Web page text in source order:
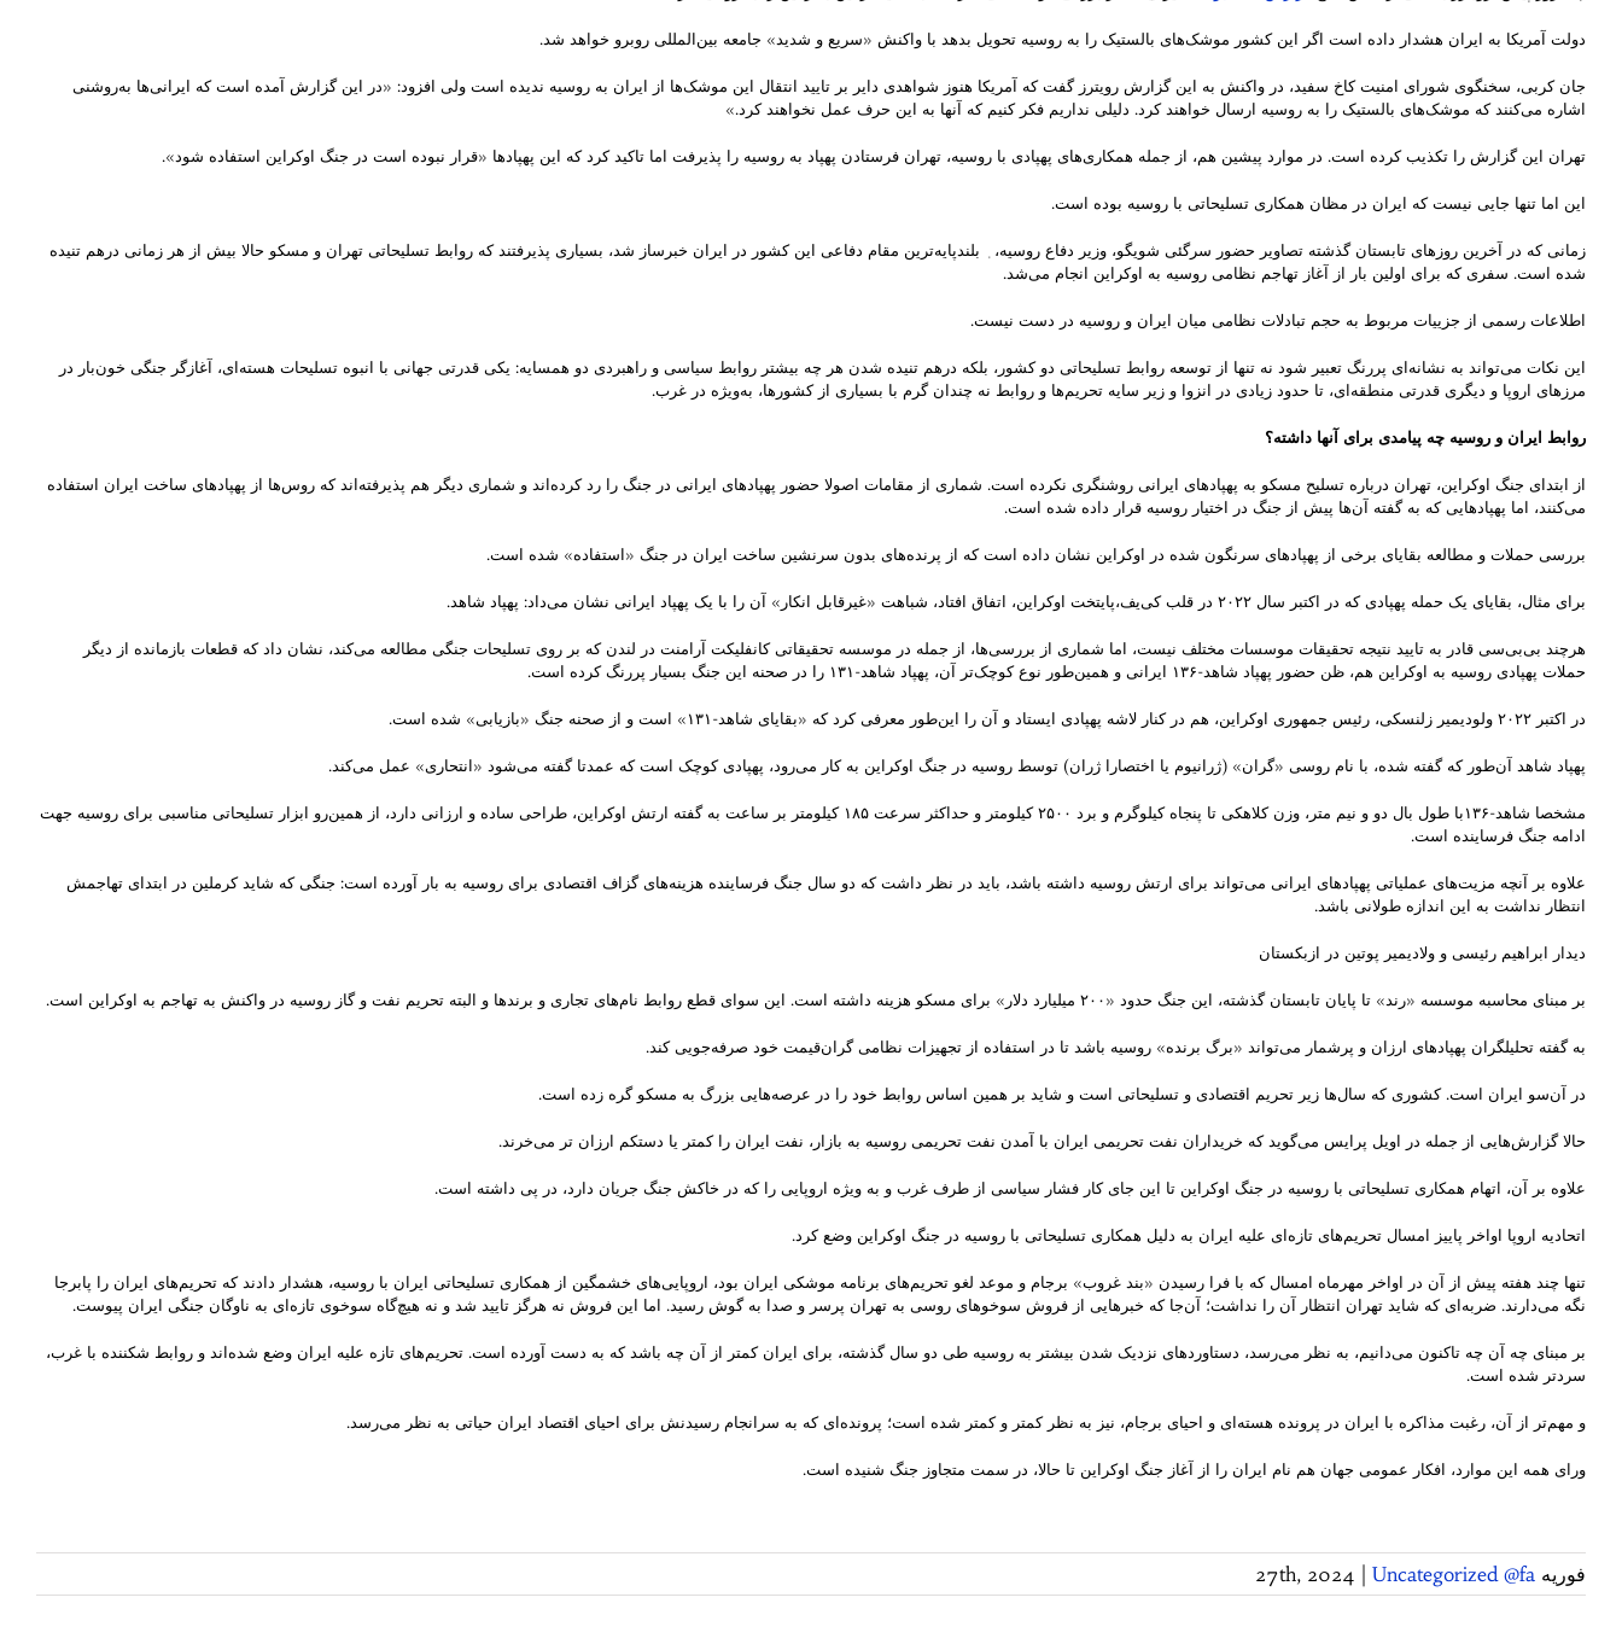
دولت آمریکا به ایران هشدار داده است اگر این کشور موشک‌های بالستیک را به روسیه تحویل بدهد با واکنش «سریع و شدید» جامعه بین‌المللی روبرو خواهد شد.
جان کربی، سخنگوی شورای امنیت کاخ سفید، در واکنش به این گزارش رویترز گفت که آمریکا هنوز شواهدی دایر بر تایید انتقال این موشک‌ها از ایران به روسیه ندیده است ولی افزود: «در این گزارش آمده است که ایرانی‌ها به‌روشنی
اشاره می‌کنند که موشک‌های بالستیک را به روسیه ارسال خواهند کرد. دلیلی نداریم فکر کنیم که آنها به این حرف عمل نخواهند کرد.»
تهران این گزارش را تکذیب کرده است. در موارد پیشین هم، از جمله همکاری‌های پهپادی با روسیه، تهران فرستادن پهپاد به روسیه را پذیرفت اما تاکید کرد که این پهپادها «قرار نبوده است در جنگ اوکراین استفاده شود».
این اما تنها جایی نیست که ایران در مظان همکاری تسلیحاتی با روسیه بوده است.
زمانی که در آخرین روزهای تابستان گذشته تصاویر حضور سرگئی شویگو، وزیر دفاع روسیه، ٖ بلندپایه‌ترین مقام دفاعی این کشور در ایران خبرساز شد، بسیاری پذیرفتند که روابط تسلیحاتی تهران و مسکو حالا بیش از هر زمانی درهم تنیده
شده است. سفری که برای اولین بار از آغاز تهاجم نظامی روسیه به اوکراین انجام می‌شد.
اطلاعات رسمی از جزییات مربوط به حجم تبادلات نظامی میان ایران و روسیه در دست نیست.
این نکات می‌تواند به نشانه‌ای پررنگ تعبیر شود نه تنها از توسعه روابط تسلیحاتی دو کشور، بلکه درهم تنیده شدن هر چه بیشتر روابط سیاسی و راهبردی دو همسایه‌: یکی قدرتی جهانی با انبوه تسلیحات هسته‌ای، آغازگر جنگی خون‌بار در
مرزهای اروپا و دیگری قدرتی منطقه‌ای، تا حدود زیادی در انزوا و زیر سایه تحریم‌ها و روابط نه چندان گرم با بسیاری از کشورها، به‌ویژه در غرب.
روابط ایران و روسیه چه پیامدی برای آنها داشته؟
از ابتدای جنگ اوکراین، تهران درباره تسلیح مسکو به پهپادهای ایرانی روشنگری نکرده است. شماری از مقامات اصولا حضور پهپادهای ایرانی در جنگ را رد کرده‌اند و شماری دیگر هم پذیرفته‌اند که روس‌ها از پهپادهای ساخت ایران استفاده
می‌کنند، اما پهپادهایی که به گفته آن‌ها پیش از جنگ در اختیار روسیه قرار داده شده است.
بررسی حملات و مطالعه بقایای برخی از پهپادهای سرنگون شده در اوکراین نشان داده است که از پرنده‌های بدون سرنشین ساخت ایران در جنگ «استفاده» شده است.
برای مثال، بقایای یک حمله پهپادی که در اکتبر سال ۲۰۲۲ در قلب کی‌یف،پایتخت اوکراین، اتفاق افتاد، شباهت «غیرقابل انکار» آن را با یک پهپاد ایرانی نشان می‌داد: پهپاد شاهد.
هرچند بی‌بی‌سی قادر به تایید نتیجه تحقیقات موسسات مختلف نیست، اما شماری از بررسی‌ها، از جمله در موسسه تحقیقاتی کانفلیکت آرامنت در لندن که بر روی تسلیحات جنگی مطالعه می‌کند، نشان داد که قطعات بازمانده از دیگر
حملات پهپادی روسیه به اوکراین هم، ظن حضور پهپاد شاهد-۱۳۶ ایرانی و همین‌طور نوع کوچک‌تر آن، پهپاد شاهد-۱۳۱ را در صحنه این جنگ بسیار پررنگ کرده است.
در اکتبر ۲۰۲۲ ولودیمیر زلنسکی، رئیس جمهوری اوکراین، هم در کنار لاشه پهپادی ایستاد و آن را این‌طور معرفی کرد که «بقایای شاهد-۱۳۱» است و از صحنه جنگ «بازیابی» شده است.
پهپاد شاهد آن‌طور که گفته شده، با نام روسی «گران» (ژرانیوم یا اختصارا ژران) توسط روسیه در جنگ اوکراین به کار می‌رود، پهپادی کوچک است که عمدتا گفته می‌شود «انتحاری» عمل می‌کند.
مشخصا شاهد-۱۳۶با طول بال دو و نیم متر، وزن کلاهکی تا پنجاه کیلوگرم و برد ۲۵۰۰ کیلومتر و حداکثر سرعت ۱۸۵ کیلومتر بر ساعت به گفته ارتش اوکراین، طراحی ساده و ارزانی دارد، از همین‌رو ابزار تسلیحاتی مناسبی برای روسیه جهت
ادامه جنگ فرساینده است.
علاوه بر آنچه مزیت‌های عملیاتی پهپادهای ایرانی می‌تواند برای ارتش روسیه داشته باشد، باید در نظر داشت که دو سال جنگ فرساینده‌ هزینه‌های گزاف اقتصادی برای روسیه به بار آورده است: جنگی که شاید کرملین در ابتدای تهاجمش
انتظار نداشت به این اندازه طولانی باشد.
دیدار ابراهیم رئیسی و ولادیمیر پوتین در ازبکستان
بر مبنای محاسبه موسسه «رند» تا پایان تابستان گذشته، این جنگ حدود «۲۰۰ میلیارد دلار» برای مسکو هزینه داشته است. این سوای قطع روابط نام‌های تجاری و برندها و البته تحریم نفت و گاز روسیه در واکنش به تهاجم به اوکراین است.
به گفته تحلیلگران پهپادهای ارزان و پرشمار می‌تواند «برگ برنده» روسیه باشد تا در استفاده از تجهیزات نظامی گران‌قیمت خود صرفه‌جویی کند.
در آن‌سو ایران است. کشوری که سال‌ها زیر تحریم اقتصادی و تسلیحاتی است و شاید بر همین اساس روابط خود را در عرصه‌هایی بزرگ به مسکو گره زده است.
حالا گزارش‌هایی از جمله در اویل پرایس می‌گوید که خریداران نفت تحریمی ایران با آمدن نفت تحریمی روسیه به بازار، نفت ایران را کمتر یا دستکم ارزان تر می‌خرند.
علاوه بر آن، اتهام‌‌ همکاری تسلیحاتی با روسیه در جنگ اوکراین تا این جای کار فشار سیاسی از طرف غرب و به ویژه اروپایی را که در خاکش جنگ جریان دارد، در پی داشته است.
اتحادیه اروپا اواخر پاییز امسال تحریم‌های تازه‌ای علیه ایران به دلیل همکاری تسلیحاتی با روسیه در جنگ اوکراین وضع کرد.
تنها چند هفته پیش از آن در اواخر مهرماه امسال که با فرا رسیدن «بند غروب» برجام و موعد لغو تحریم‌های برنامه موشکی ایران بود، اروپایی‌های خشمگین از همکاری تسلیحاتی ایران با روسیه، هشدار دادند که تحریم‌های ایران را پابرجا
نگه می‌دارند. ضربه‌ای که شاید تهران انتظار آن را نداشت؛ آن‌جا که خبرهایی از فروش سوخوهای روسی به تهران پرسر و صدا به گوش رسید. اما این فروش نه هرگز تایید شد و نه هیچ‌گاه سوخوی تازه‌ای به ناوگان جنگی ایران پیوست.
بر مبنای چه آن چه تاکنون می‌دانیم، به نظر می‌رسد، دستاوردهای نزدیک شدن بیشتر به روسیه طی دو سال گذشته، برای ایران کمتر از آن چه باشد که به دست آورده است. تحریم‌های تازه علیه ایران وضع شده‌اند و روابط شکننده با غرب،
سردتر شده است.
و مهم‌تر از آن، رغبت مذاکره با ایران در پرونده هسته‌ای و احیای برجام، نیز به نظر کمتر و کمتر شده است؛ پرونده‌ای که به سرانجام رسیدنش برای احیای اقتصاد ایران حیاتی به نظر می‌رسد.
ورای همه این موارد، افکار عمومی جهان هم نام ایران را از آغاز جنگ اوکراین تا حالا، در سمت متجاوز جنگ شنیده است.
فوریه 27th, 2024 Uncategorized @fa